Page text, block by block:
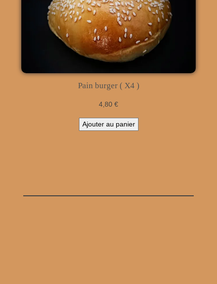
Pain burger ( X4 )
4,80 €
Ajouter au panier